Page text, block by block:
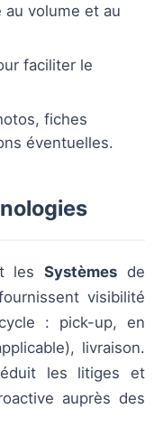
au volume et au
faciliter le
fiches
éventuelles.
lesSystèmes de
visibilité
: pick-up, en
livraison.
les litiges et
auprès des